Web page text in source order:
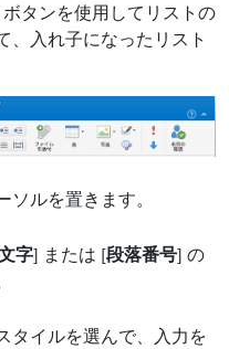
タンを使用してリストの
、入れ子になったリスト
ルを置きます。
字] または [段落番号] の
タイルを選んで、入力を